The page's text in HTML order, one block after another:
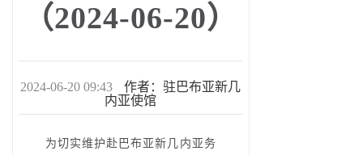
（2024-06-20）
2024-06-20 09:43
作者：驻巴布亚新几
内亚使馆
为切实维护赴巴布亚新几内亚务